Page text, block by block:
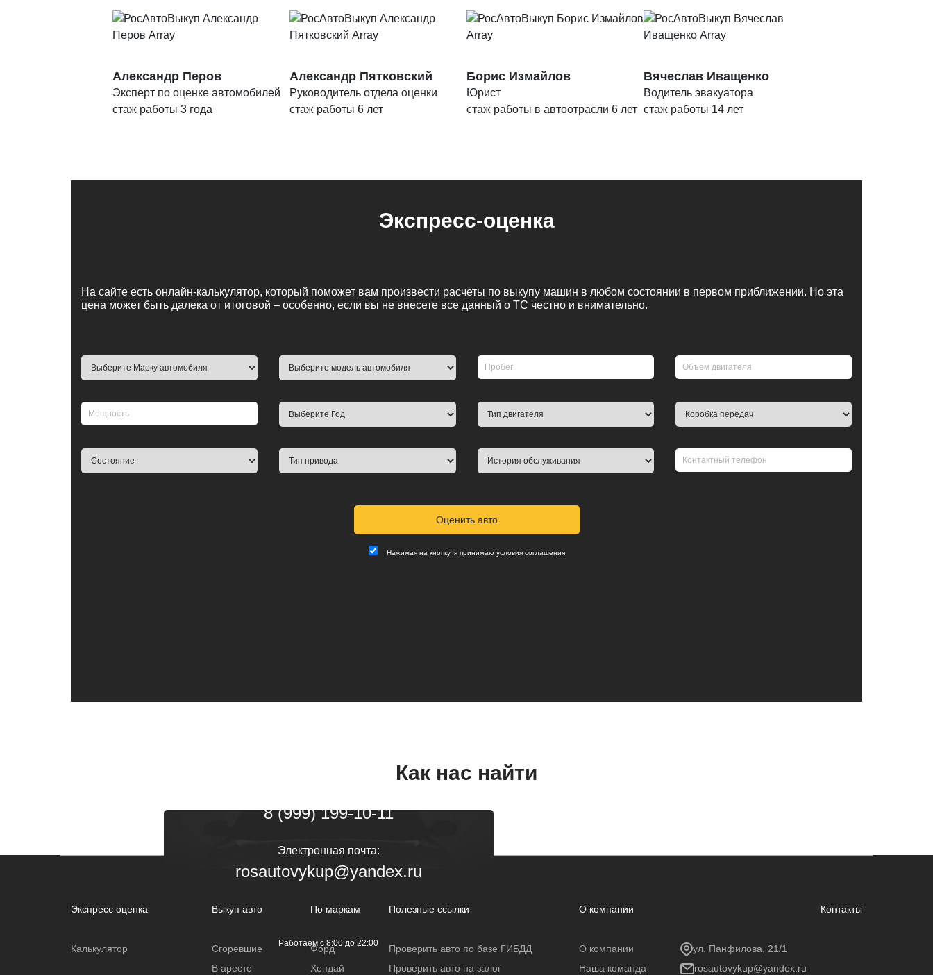
Александр Перов
Эксперт по оценке автомобилей
стаж работы 3 года
Александр Пятковский
Руководитель отдела оценки
стаж работы 6 лет
Борис Измайлов
Юрист
стаж работы в автоотрасли 6 лет
Вячеслав Иващенко
Водитель эвакуатора
стаж работы 14 лет
Экспресс-оценка
На сайте есть онлайн-калькулятор, который поможет вам произвести расчеты по выкупу машин в любом состоянии в первом приближении. Но эта
цена может быть далека от итоговой – особенно, если вы не внесете все данный о ТС честно и внимательно.
Нажимая на кнопку, я принимаю условия соглашения
Как нас найти
8 (999) 199-10-11
Электронная почта:
rosautovykup@yandex.ru
Работаем с 8:00 до 22:00
Экспресс оценка
Калькулятор
Выкуп авто
Сгоревшие
В аресте
По маркам
Форд
Хендай
Полезные ссылки
Проверить авто по базе ГИБДД
Проверить авто на залог
О компании
О компании
Наша команда
Контакты
ул. Панфилова, 21/1
rosautovykup@yandex.ru